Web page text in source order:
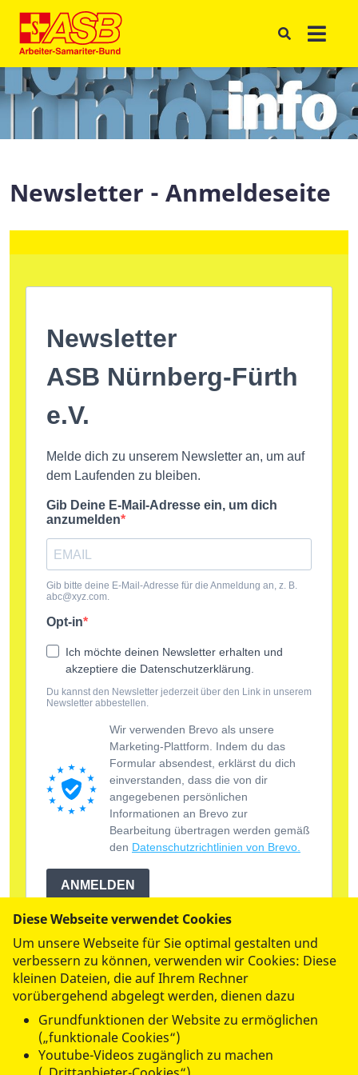
Newsletter - Anmeldeseite
Diese Webseite verwendet Cookies
Um unsere Webseite für Sie optimal gestalten und
verbessern zu können, verwenden wir Cookies: Diese
kleinen Dateien, die auf Ihrem Rechner
vorübergehend abgelegt werden, dienen dazu
Grundfunktionen der Website zu ermöglichen
(„funktionale Cookies“)
Youtube-Videos zugänglich zu machen